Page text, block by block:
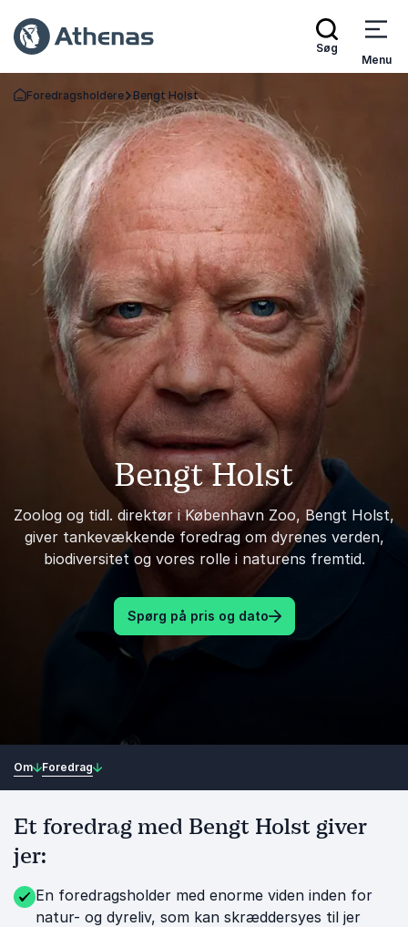
Søg
Menu
Tilbage til forsiden
Foredragsholdere Bengt Holst
Bengt Holst
Zoolog og tidl. direktør i København Zoo, Bengt Holst,
giver tankevækkende foredrag om dyrenes verden,
biodiversitet og vores rolle i naturens fremtid.
Spørg på pris og dato
Om Foredrag
Et foredrag med Bengt Holst giver
jer:
En foredragsholder med enorme viden inden for
natur- og dyreliv, som kan skræddersyes til jer